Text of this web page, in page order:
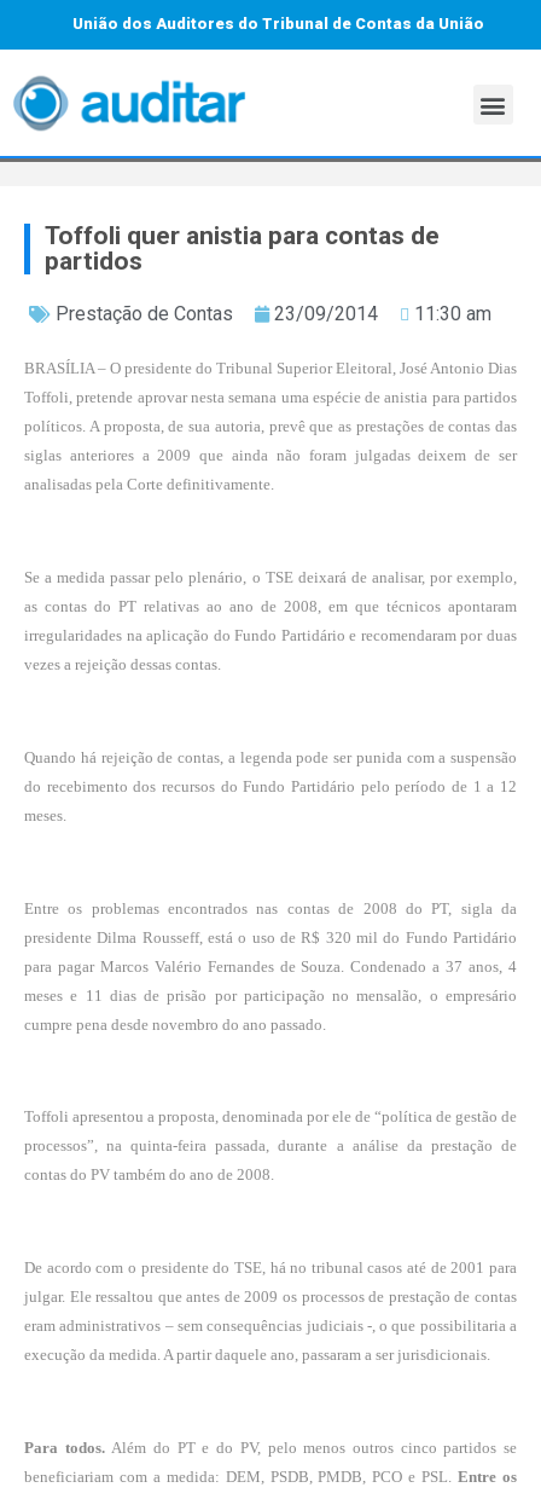
União dos Auditores do Tribunal de Contas da União
Toffoli quer anistia para contas de
partidos
Prestação de Contas 23/09/2014 11:30 am
BRASÍLIA – O presidente do Tribunal Superior Eleitoral, José Antonio Dias
Toffoli, pretende aprovar nesta semana uma espécie de anistia para partidos
políticos. A proposta, de sua autoria, prevê que as prestações de contas das
siglas anteriores a 2009 que ainda não foram julgadas deixem de ser
analisadas pela Corte definitivamente.
Se a medida passar pelo plenário, o TSE deixará de analisar, por exemplo,
as contas do PT relativas ao ano de 2008, em que técnicos apontaram
irregularidades na aplicação do Fundo Partidário e recomendaram por duas
vezes a rejeição dessas contas.
Quando há rejeição de contas, a legenda pode ser punida com a suspensão
do recebimento dos recursos do Fundo Partidário pelo período de 1 a 12
meses.
Entre os problemas encontrados nas contas de 2008 do PT, sigla da
presidente Dilma Rousseff, está o uso de R$ 320 mil do Fundo Partidário
para pagar Marcos Valério Fernandes de Souza. Condenado a 37 anos, 4
meses e 11 dias de prisão por participação no mensalão, o empresário
cumpre pena desde novembro do ano passado.
Toffoli apresentou a proposta, denominada por ele de “política de gestão de
processos”, na quinta-feira passada, durante a análise da prestação de
contas do PV também do ano de 2008.
De acordo com o presidente do TSE, há no tribunal casos até de 2001 para
julgar. Ele ressaltou que antes de 2009 os processos de prestação de contas
eram administrativos – sem consequências judiciais -, o que possibilitaria a
execução da medida. A partir daquele ano, passaram a ser jurisdicionais.
Para todos. Além do PT e do PV, pelo menos outros cinco partidos se
beneficiariam com a medida: DEM, PSDB, PMDB, PCO e PSL.Entre os